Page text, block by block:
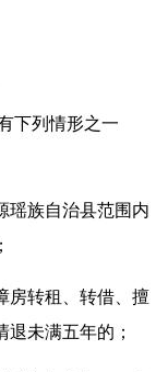
下列情形之一
族自治县范围内
转租、转借、擅
未满五年的；